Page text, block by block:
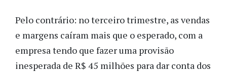
Pelo contrário: no terceiro trimestre, as vendas
e margens caíram mais que o esperado, com a
empresa tendo que fazer uma provisão
inesperada de R$ 45 milhões para dar conta dos